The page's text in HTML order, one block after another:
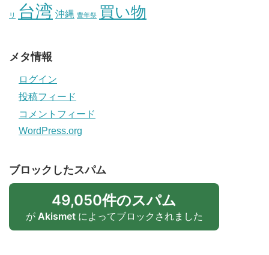
リ 台湾 沖縄 豊年祭 買い物
メタ情報
ログイン
投稿フィード
コメントフィード
WordPress.org
ブロックしたスパム
49,050件のスパム
が Akismetによってブロックされました